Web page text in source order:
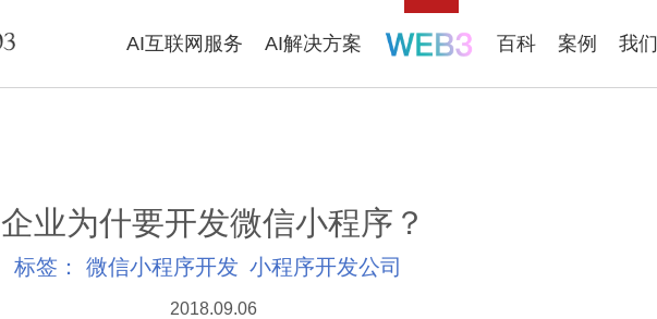
AI互联网服务 AI解决方案 百科 案例 我们
企业为什要开发微信小程序？
标签： 微信小程序开发 小程序开发公司
2018.09.06